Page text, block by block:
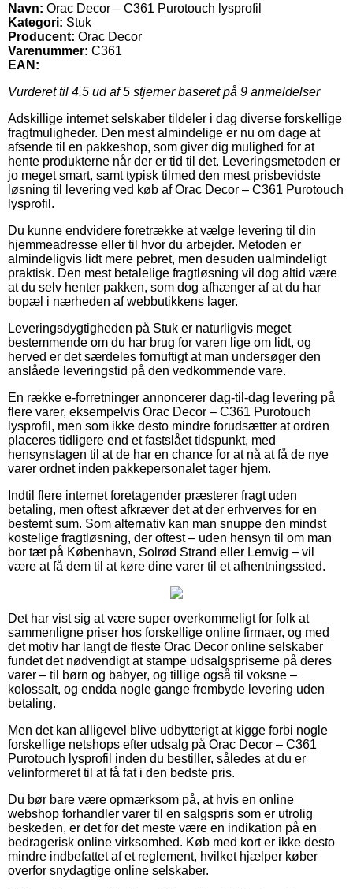
Navn: Orac Decor – C361 Purotouch lysprofil
Kategori: Stuk
Producent: Orac Decor
Varenummer: C361
EAN:
Vurderet til 4.5 ud af 5 stjerner baseret på 9 anmeldelser
Adskillige internet selskaber tildeler i dag diverse forskellige
fragtmuligheder. Den mest almindelige er nu om dage at
afsende til en pakkeshop, som giver dig mulighed for at
hente produkterne når der er tid til det. Leveringsmetoden er
jo meget smart, samt typisk tilmed den mest prisbevidste
løsning til levering ved køb af Orac Decor – C361 Purotouch
lysprofil.
Du kunne endvidere foretrække at vælge levering til din
hjemmeadresse eller til hvor du arbejder. Metoden er
almindeligvis lidt mere pebret, men desuden ualmindeligt
praktisk. Den mest betalelige fragtløsning vil dog altid være
at du selv henter pakken, som dog afhænger af at du har
bopæl i nærheden af webbutikkens lager.
Leveringsdygtigheden på Stuk er naturligvis meget
bestemmende om du har brug for varen lige om lidt, og
herved er det særdeles fornuftigt at man undersøger den
anslåede leveringstid på den vedkommende vare.
En række e-forretninger annoncerer dag-til-dag levering på
flere varer, eksempelvis Orac Decor – C361 Purotouch
lysprofil, men som ikke desto mindre forudsætter at ordren
placeres tidligere end et fastslået tidspunkt, med
hensynstagen til at de har en chance for at nå at få de nye
varer ordnet inden pakkepersonalet tager hjem.
Indtil flere internet foretagender præsterer fragt uden
betaling, men oftest afkræver det at der erhverves for en
bestemt sum. Som alternativ kan man snuppe den mindst
kostelige fragtløsning, der oftest – uden hensyn til om man
bor tæt på København, Solrød Strand eller Lemvig – vil
være at få dem til at køre dine varer til et afhentningssted.
Det har vist sig at være super overkommeligt for folk at
sammenligne priser hos forskellige online firmaer, og med
det motiv har langt de fleste Orac Decor online selskaber
fundet det nødvendigt at stampe udsalgspriserne på deres
varer – til børn og babyer, og tillige også til voksne –
kolossalt, og endda nogle gange frembyde levering uden
betaling.
Men det kan alligevel blive udbytterigt at kigge forbi nogle
forskellige netshops efter udsalg på Orac Decor – C361
Purotouch lysprofil inden du bestiller, således at du er
velinformeret til at få fat i den bedste pris.
Du bør bare være opmærksom på, at hvis en online
webshop forhandler varer til en salgspris som er utrolig
beskeden, er det for det meste være en indikation på en
bedragerisk online virksomhed. Køb med kort er ikke desto
mindre indbefattet af et reglement, hvilket hjælper køber
overfor snydagtige online selskaber.